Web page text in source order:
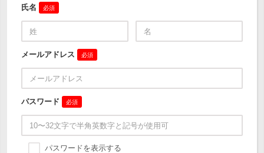
氏名 必須
メールアドレス 必須
パスワード 必須
パスワードを表示する